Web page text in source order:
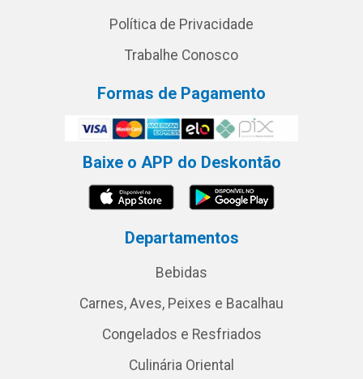
Política de Privacidade
Trabalhe Conosco
Formas de Pagamento
Baixe o APP do Deskontão
Departamentos
Bebidas
Carnes, Aves, Peixes e Bacalhau
Congelados e Resfriados
Culinária Oriental